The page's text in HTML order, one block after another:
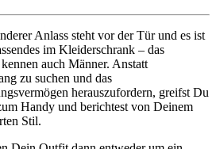
Anlass steht vor der Tür und es ist
im Kleiderschrank – das
auch Männer. Anstatt
zu suchen und das
herauszufordern, greifst Du
Handy und berichtest von Deinem
Stil.